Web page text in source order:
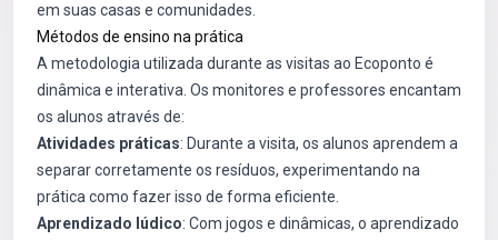
em suas casas e comunidades.
Métodos de ensino na prática
A metodologia utilizada durante as visitas ao Ecoponto é
dinâmica e interativa. Os monitores e professores encantam
os alunos através de:
Atividades práticas: Durante a visita, os alunos aprendem a
separar corretamente os resíduos, experimentando na
prática como fazer isso de forma eficiente.
Aprendizado lúdico: Com jogos e dinâmicas, o aprendizado